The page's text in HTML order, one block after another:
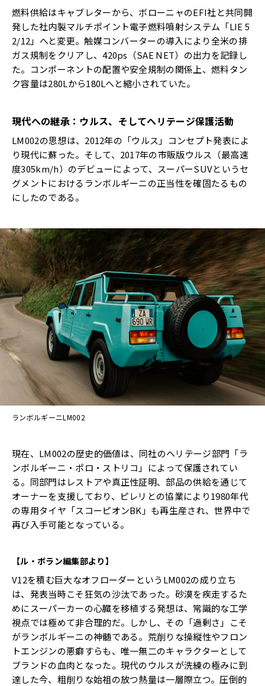
燃料供給はキャブレターから、ボローニャのEFI社と共同開
発した社内製マルチポイント電子燃料噴射システム「LIE 5
2/12」へと変更。触媒コンバーターの導入により全米の排
ガス規制をクリアし、420ps（SAE NET）の出力を記録し
た。コンポーネントの配置や安全規制の関係上、燃料タン
ク容量は280Lから180Lへと縮小されていた。
現代への継承：ウルス、そしてヘリテージ保護活動
LM002の思想は、2012年の「ウルス」コンセプト発表によ
り現代に蘇った。そして、2017年の市販版ウルス（最高速
度305km/h）のデビューによって、スーパーSUVというセ
グメントにおけるランボルギーニの正当性を確固たるもの
にしたのである。
ランボルギーニLM002
現在、LM002の歴史的価値は、同社のヘリテージ部門「ラ
ンボルギーニ・ポロ・ストリコ」によって保護されてい
る。同部門はレストアや真正性証明、部品の供給を通じて
オーナーを支援しており、ピレリとの協業により1980年代
の専用タイヤ「スコーピオンBK」も再生産され、世界中で
再び入手可能となっている。
【ル・ボラン編集部より】
V12を積む巨大なオフローダーというLM002の成り立ち
は、発表当時こそ狂気の沙汰であった。砂漠を疾走するた
めにスーパーカーの心臓を移植する発想は、常識的な工学
視点では極めて非合理的だ。しかし、その「過剰さ」こそ
がランボルギーニの神髄である。荒削りな操縦性やフロン
トエンジンの悪癖すらも、唯一無二のキャラクターとして
ブランドの血肉となった。現代のウルスが洗練の極みに到
達した今、粗削りな始祖の放つ熱量は一層際立つ。圧倒的